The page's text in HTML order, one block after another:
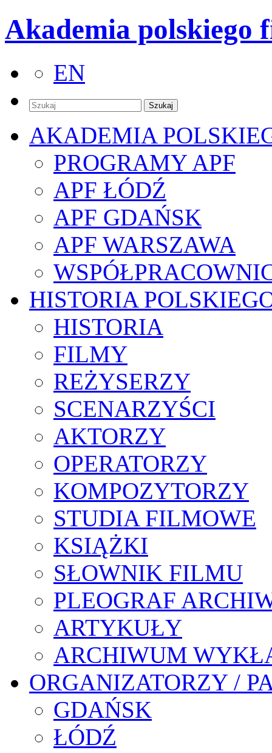
Akademia polskiego
EN
AKADEMIA
PROGRAMY APF
APF ŁÓDŹ
APF GDAŃSK
APF WARSZAWA
HISTORIA
HISTORIA
FILMY
REŻYSERZY
SCENARZYŚCI
AKTORZY
OPERATORZY
KOMPOZYTORZY
STUDIA FILMOWE
KSIĄŻKI
SŁOWNIK FILMU
PLEOGRAF
ARTYKUŁY
ARCHIWUM
ORGANIZATORZY /
GDAŃSK
ŁÓDŹ